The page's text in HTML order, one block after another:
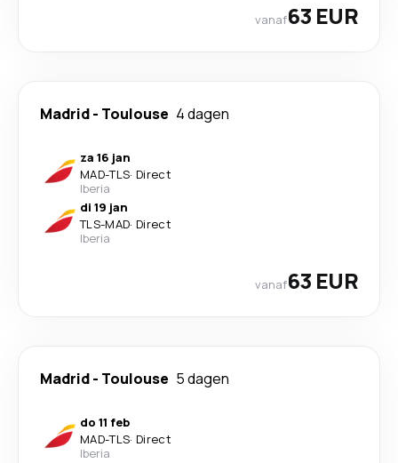
vanaf63 EUR
Madrid- Toulouse 4 dagen
za 16 jan
MAD-TLS· Direct
Iberia
di 19 jan
TLS-MAD· Direct
Iberia
vanaf63 EUR
Madrid- Toulouse 5 dagen
do 11 feb
MAD-TLS· Direct
Iberia